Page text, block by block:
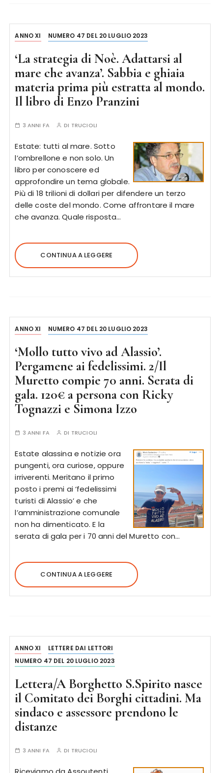
ANNO XI NUMERO 47 DEL 20 LUGLIO 2023
‘La strategia di Noè. Adattarsi al
mare che avanza’. Sabbia e ghiaia
materia prima più estratta al mondo.
Il libro di Enzo Pranzini
3 ANNI FA DI TRUCIOLI
Estate: tutti al mare. Sotto
l’ombrellone e non solo. Un
libro per conoscere ed
approfondire un tema globale.
Più di 18 trilioni di dollari per difendere un terzo
delle coste del mondo. Come affrontare il mare
che avanza. Quale risposta…
CONTINUA A LEGGERE
ANNO XI NUMERO 47 DEL 20 LUGLIO 2023
‘Mollo tutto vivo ad Alassio’.
Pergamene ai fedelissimi. 2/Il
Muretto compie 70 anni. Serata di
gala. 120€ a persona con Ricky
Tognazzi e Simona Izzo
3 ANNI FA DI TRUCIOLI
Estate alassina e notizie ora
pungenti, ora curiose, oppure
irriverenti. Meritano il primo
posto i premi ai ‘fedelissimi
turisti di Alassio’ e che
l’amministrazione comunale
non ha dimenticato. E la
serata di gala per i 70 anni del Muretto con…
CONTINUA A LEGGERE
ANNO XI
LETTERE DAI LETTORI
NUMERO 47 DEL 20 LUGLIO 2023
Lettera/A Borghetto S.Spirito nasce
il Comitato dei Borghi cittadini. Ma
sindaco e assessore prendono le
distanze
3 ANNI FA DI TRUCIOLI